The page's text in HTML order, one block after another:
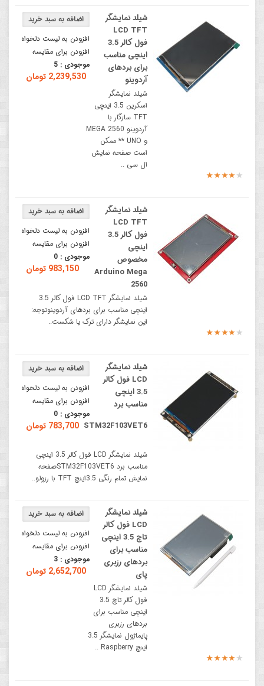
افزودن به لیست دلخواه
افزودن برای مقایسه
موجودی : 5
2,239,530 تومان
شیلد نمایشگر
LCD TFT
فول کالر 3.5
اینچی مناسب
برای بردهای
آردوینو
شیلد نمایشگر
اسکرین 3.5 اینچی
TFT سازگار با
آردوینو MEGA 2560
و UNO ** ممکن
است صفحه نمایش
ال سی ..
افزودن به لیست دلخواه
افزودن برای مقایسه
موجودی : 0
983,150 تومان
شیلد نمایشگر
LCD TFT
فول کالر 3.5
اینچی
مخصوص
Arduino Mega
2560
شیلد نمایشگر LCD TFT فول کالر 3.5
اینچی مناسب برای بردهای آردوینوتوجه:
این نمایشگر دارای ترک یا شکست..
افزودن به لیست دلخواه
افزودن برای مقایسه
موجودی : 0
783,700 تومان
شیلد نمایشگر
LCD فول کالر
3.5 اینچی
مناسب برد
STM32F103VET6
شیلد نمایشگر LCD فول کالر 3.5 اینچی
مناسب برد STM32F103VET6صفحه
نمایش تمام رنگی 3.5اینچ TFT با رزولو..
افزودن به لیست دلخواه
افزودن برای مقایسه
موجودی : 3
2,652,700 تومان
شیلد نمایشگر
LCD فول کالر
تاچ 3.5 اینچی
مناسب برای
بردهای رزبری
پای
شیلد نمایشگر LCD
فول کالر تاچ 3.5
اینچی مناسب برای
بردهای رزبری
پایماژول نمایشگر 3.5
اینچ Raspberry ..